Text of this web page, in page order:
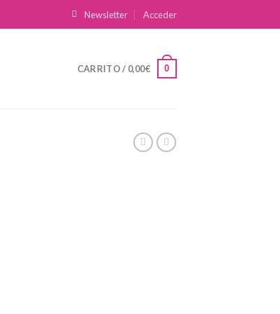
Newsletter Acceder
CARRITO / 0,00€ 0